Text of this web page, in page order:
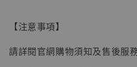
【現貨】BJSTUDIO
【注意事項】
請詳閱官網購物須知及售後服